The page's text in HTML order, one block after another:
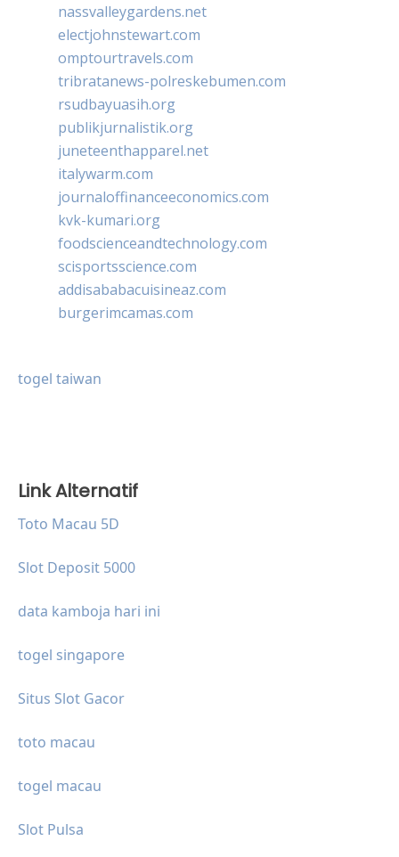
nassvalleygardens.net
electjohnstewart.com
omptourtravels.com
tribratanews-polreskebumen.com
rsudbayuasih.org
publikjurnalistik.org
juneteenthapparel.net
italywarm.com
journaloffinanceeconomics.com
kvk-kumari.org
foodscienceandtechnology.com
scisportsscience.com
addisababacuisineaz.com
burgerimcamas.com
togel taiwan
Link Alternatif
Toto Macau 5D
Slot Deposit 5000
data kamboja hari ini
togel singapore
Situs Slot Gacor
toto macau
togel macau
Slot Pulsa